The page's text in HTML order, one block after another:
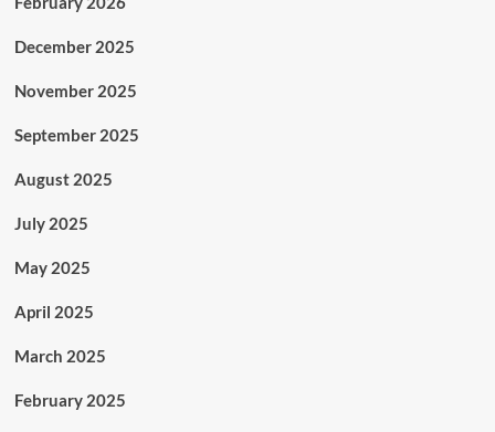
December 2025
November 2025
September 2025
August 2025
July 2025
May 2025
April 2025
March 2025
February 2025